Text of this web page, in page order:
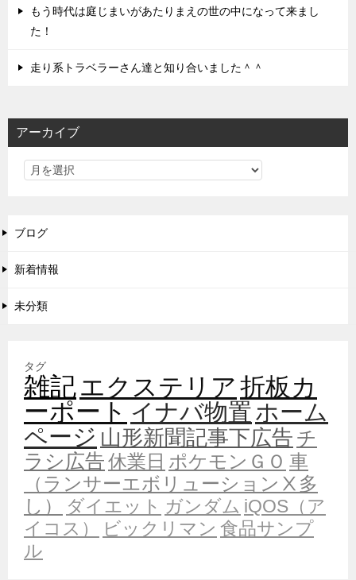
もう時代は庭じまいがあたりまえの世の中になって来まし
た！
走り系トラベラーさん達と知り合いました＾＾
アーカイブ
ブログ
新着情報
未分類
タグ
雑記エクステリア折板カ
ーポート イナバ物置ホーム
ページ 山形新聞記事下広告 チ
ラシ広告休業日 ポケモンＧＯ 車
（ランサーエボリューションⅩ多
し）
ダイエット ガンダム iQOS（ア
イコス）
ビックリマン 食品サンプ
ル